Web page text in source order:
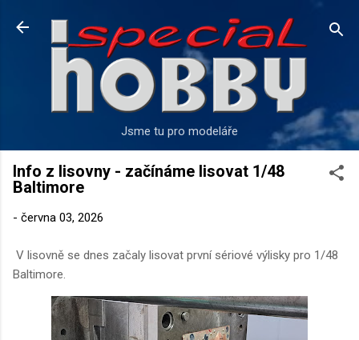
Přeskočit na hlavní obsah
Jsme tu pro modeláře
Info z lisovny - začínáme lisovat 1/48
Baltimore
- června 03, 2026
V lisovně se dnes začaly lisovat první sériové výlisky pro 1/48
Baltimore.